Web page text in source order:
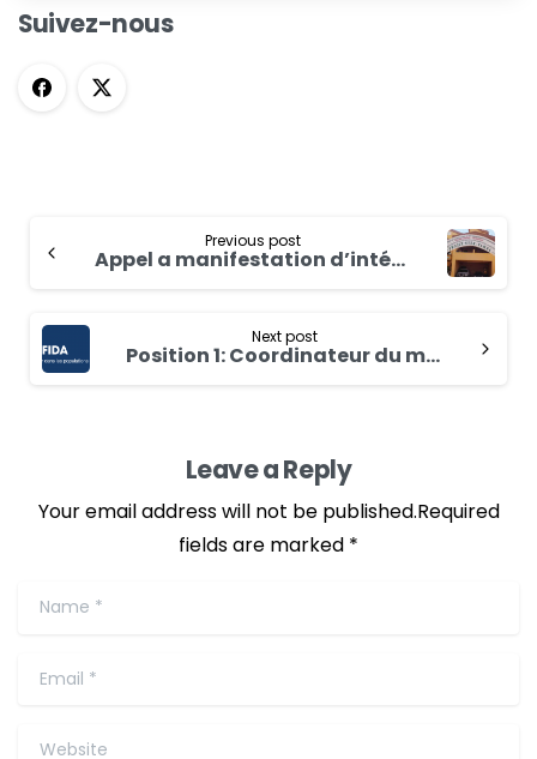
Suivez-nous
Previous post
Appel a manifestation d’intérêt: Coordinateur du mécanisme de transformation du genre dans l’adaptation au changement climatique (GTM) au Burkina Faso
Next post
Position 1: Coordinateur du mécanisme de transformation du genre dans l’adaptation au changement climatique (GTM) au Burkina Faso
Leave a Reply
Your email address will not be published.Required
fields are marked *
Name*
Email
Website